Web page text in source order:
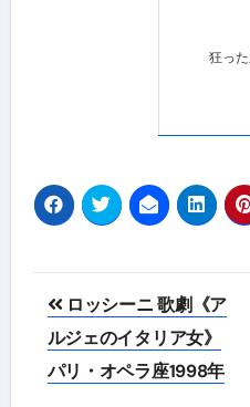
狂っ
投
稿
ナ
ロッシーニ 歌劇《ア
ルジェのイタリア女》
パリ・オペラ座1998年